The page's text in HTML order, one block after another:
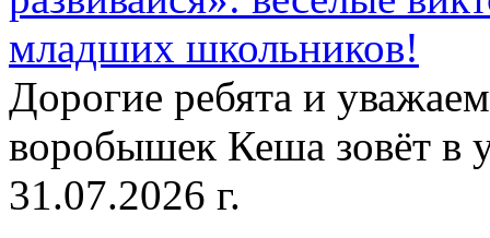
младших школьников!
Дорогие ребята и
воробышек Кеша зовёт в
31.07.2026 г.